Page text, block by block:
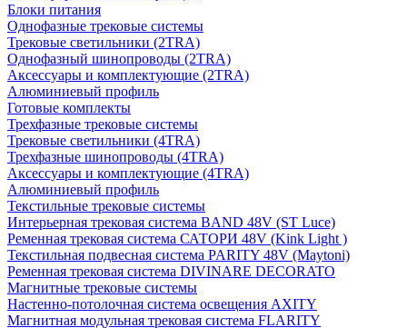
Блоки питания
Однофазные трековые системы
Трековые светильники (2TRA)
Однофазный шинопроводы (2TRA)
Аксессуары и комплектующие (2TRA)
Алюминиевый профиль
Готовые комплекты
Трехфазные трековые системы
Трековые светильники (4TRA)
Трехфазные шинопроводы (4TRA)
Аксессуары и комплектующие (4TRA)
Алюминиевый профиль
Текстильные трековые системы
Интерьерная трековая система BAND 48V (ST Luce)
Ременная трековая система САТОРИ 48V (Kink Light )
Текстильная подвесная система PARITY 48V (Maytoni)
Ременная трековая система DIVINARE DECORATO
Магнитные трековые системы
Настенно-потолочная система освещения AXITY
Магнитная модульная трековая система FLARITY